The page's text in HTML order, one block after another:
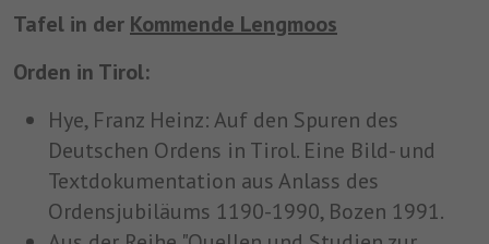
Tafel in der Kommende Lengmoos
Orden in Tirol:
Hye, Franz Heinz: Auf den Spuren des
Deutschen Ordens in Tirol. Eine Bild- und
Textdokumentation aus Anlass des
Ordensjubiläums 1190-1990, Bozen 1991.